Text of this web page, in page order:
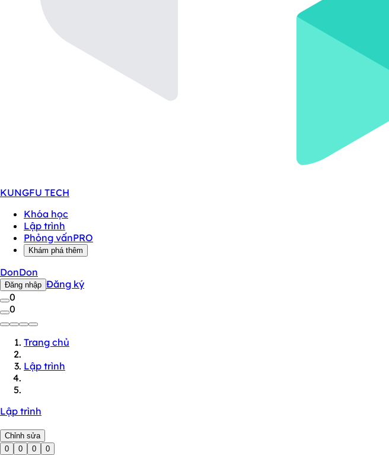
KUNGFU TECH
Khóa học
Lập trình
Phỏng vấnPRO
Khám phá thêm
DonDon
Đăng nhập Đăng ký
0
0
Trang chủ
Lập trình
Lập trình
Chỉnh sửa
0
0 0 0